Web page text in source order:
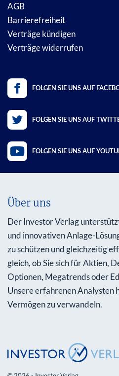
AGB
Barrierefreiheit
Verträge kündigen
Verträge widerrufen
FOLGEN SIE UNS AUF
FOLGEN SIE UNS AUF
FOLGEN SIE UNS AUF
Über uns
Der Investor Verlag
und innovativen Anlage-
zu schützen und gleichzeitig
gleich, ob Sie sich für Aktien,
Optionen, Megatrends oder
Unsere erfahrenen Analysten
Vermögen zu verwandeln.